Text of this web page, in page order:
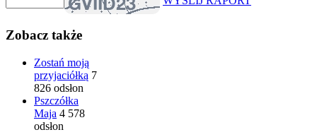
Zobacz także
Zostań moją
przyjaciółką 7
826 odsłon
Pszczółka
Maja 4 578
odsłon